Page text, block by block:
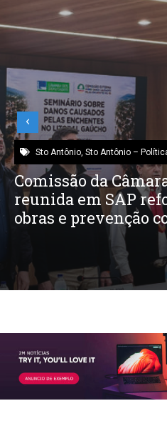
Sto Antônio Sto Antônio –
Comissão da
reunida em SAP
obras e prevenção